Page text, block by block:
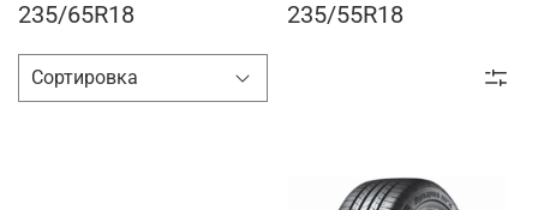
235/65R18 235/55R18